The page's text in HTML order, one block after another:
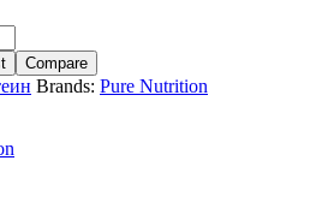
Compare
Brands: Pure Nutrition